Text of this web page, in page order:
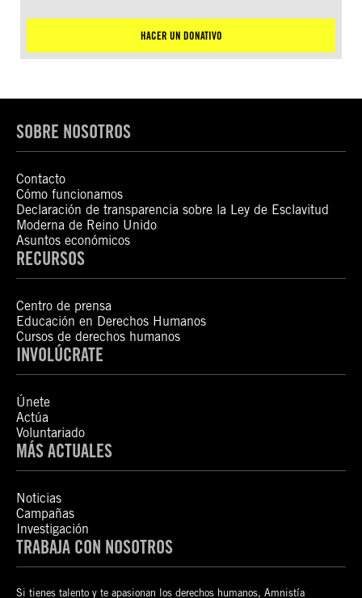
HACER UN DONATIVO
SOBRE NOSOTROS
Contacto
Cómo funcionamos
Declaración de transparencia sobre la Ley de Esclavitud
Moderna de Reino Unido
Asuntos económicos
RECURSOS
Centro de prensa
Educación en Derechos Humanos
Cursos de derechos humanos
INVOLÚCRATE
Únete
Actúa
Voluntariado
MÁS ACTUALES
Noticias
Campañas
Investigación
TRABAJA CON NOSOTROS
Si tienes talento y te apasionan los derechos humanos, Amnistía